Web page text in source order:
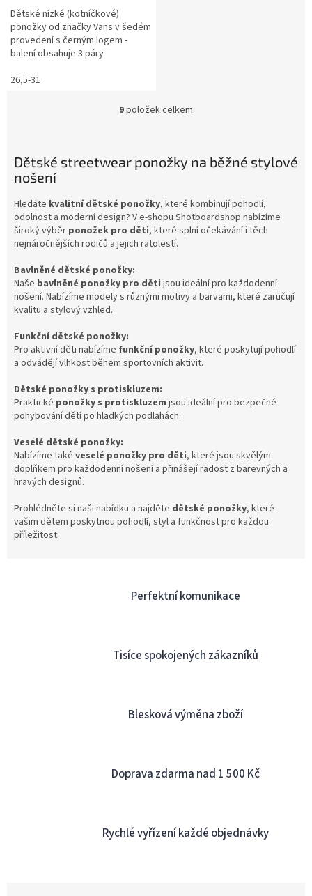
Dětské nízké (kotníčkové)
ponožky od značky Vans v šedém
provedení s černým logem -
balení obsahuje 3 páry
26,5-31
O
d
í
p
r
v
v
ý
u
9položek celkem
Dětské streetwear ponožky na běžné stylové
nošení
Hledáte kvalitní dětské ponožky, které kombinují pohodlí,
odolnost a moderní design? V e-shopu Shotboardshop nabízíme
široký výběr ponožek pro děti, které splní očekávání i těch
nejnáročnějších rodičů a jejich ratolestí.
Bavlněné dětské ponožky:
Naše bavlněné ponožky pro děti jsou ideální pro každodenní
nošení. Nabízíme modely s různými motivy a barvami, které zaručují
kvalitu a stylový vzhled.
Funkční dětské ponožky:
Pro aktivní děti nabízíme funkční ponožky, které poskytují pohodlí
a odvádějí vlhkost během sportovních aktivit.
Dětské ponožky s protiskluzem:
Praktické ponožky s protiskluzem jsou ideální pro bezpečné
pohybování dětí po hladkých podlahách.
Veselé dětské ponožky:
Nabízíme také veselé ponožky pro děti, které jsou skvělým
doplňkem pro každodenní nošení a přinášejí radost z barevných a
hravých designů.
Prohlédněte si naši nabídku a najděte dětské ponožky, které
vašim dětem poskytnou pohodlí, styl a funkčnost pro každou
příležitost.
Perfektní komunikace
Tisíce spokojených zákazníků
Blesková výměna zboží
Doprava zdarma nad 1 500 Kč
Rychlé vyřízení každé objednávky